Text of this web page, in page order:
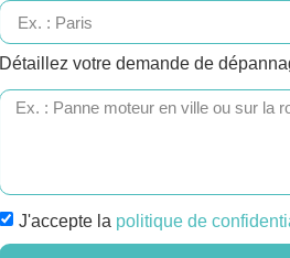
Détaillez votre demande de
J'accepte la politique de